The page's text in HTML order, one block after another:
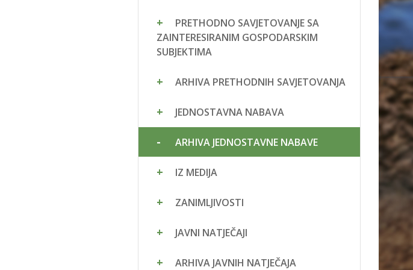
PRETHODNO SAVJETOVANJE SA
ZAINTERESIRANIM GOSPODARSKIM
SUBJEKTIMA
ARHIVA PRETHODNIH SAVJETOVANJA
JEDNOSTAVNA NABAVA
ARHIVA JEDNOSTAVNE NABAVE
IZ MEDIJA
ZANIMLJIVOSTI
JAVNI NATJEČAJI
ARHIVA JAVNIH NATJEČAJA